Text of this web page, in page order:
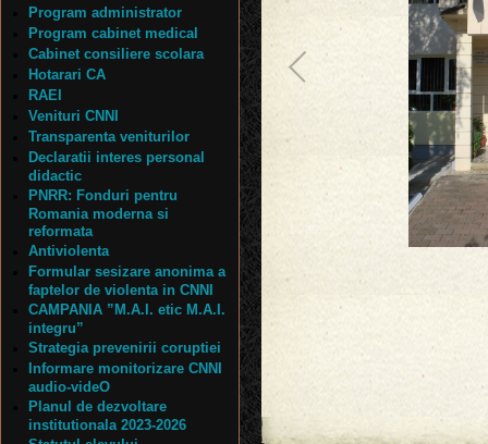
/
Program administrator
Program cabinet medical
Cabinet consiliere scolara
Hotarari CA
RAEI
Venituri CNNI
Transparenta veniturilor
Declaratii interes personal
didactic
PNRR: Fonduri pentru
Romania moderna si
reformata
Antiviolenta
Formular sesizare anonima a
faptelor de violenta in CNNI
CAMPANIA ”M.A.I. etic M.A.I.
integru”
Strategia prevenirii coruptiei
Informare monitorizare CNNI
audio-videO
Planul de dezvoltare
institutionala 2023-2026